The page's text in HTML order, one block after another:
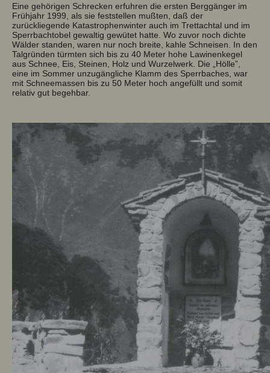
Eine gehörigen Schrecken erfuhren die ersten Berggänger im
Frühjahr 1999, als sie feststellen mußten, daß der
zurückliegende Katastrophenwinter auch im Trettachtal und im
Sperrbachtobel gewaltig gewütet hatte. Wo zuvor noch dichte
Wälder standen, waren nur noch breite, kahle Schneisen. In den
Talgründen türmten sich bis zu 40 Meter hohe Lawinenkegel
aus Schnee, Eis, Steinen, Holz und Wurzelwerk. Die „Hölle”,
eine im Sommer unzugängliche Klamm des Sperrbaches, war
mit Schneemassen bis zu 50 Meter hoch angefüllt und somit
relativ gut begehbar.